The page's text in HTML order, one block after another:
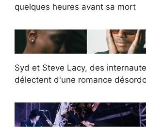
quelques heures avant sa mort
Syd et Steve Lacy, des
délectent d'une romance